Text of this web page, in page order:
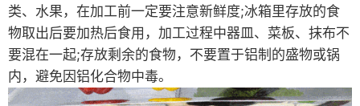
类、水果，在加工前一定要注意新鲜度;冰箱里存放的食
物取出后要加热后食用，加工过程中器皿、菜板、抹布不
要混在一起;存放剩余的食物，不要置于铝制的盛物或锅
内，避免因铝化合物中毒。